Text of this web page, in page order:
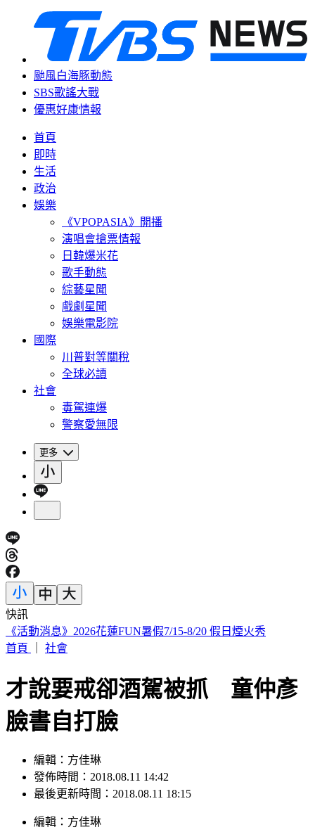
颱風白海豚動態
SBS歌謠大戰
優惠好康情報
首頁
即時
生活
政治
娛樂
《VPOPASIA》開播
演唱會搶票情報
日韓爆米花
歌手動態
綜藝星聞
戲劇星聞
娛樂電影院
國際
川普對等關稅
全球必讀
社會
毒駕連爆
警察愛無限
更多
快訊
SBS歌謠大戰／AND2BLE、ALD1飆唱神級舞台
首頁
社會
才說要戒卻酒駕被抓 童仲彥
臉書自打臉
編輯：方佳琳
發佈時間：2018.08.11 14:42
最後更新時間：2018.08.11 18:15
編輯 ： 方佳琳